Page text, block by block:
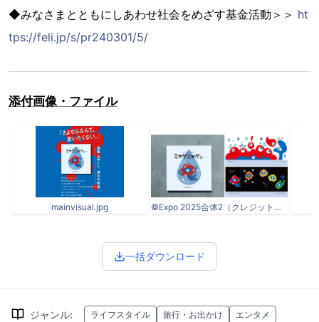
◆みなさまとともにしあわせ社会をめざす基金活動＞＞ ht
tps://feli.jp/s/pr240301/5/
添付画像・ファイル
mainvisual.jpg ©Expo 2025合体2（クレジットなし）.jpg
一括ダウンロード
ジャンル: ライフスタイル 旅行・お出かけ エンタメ